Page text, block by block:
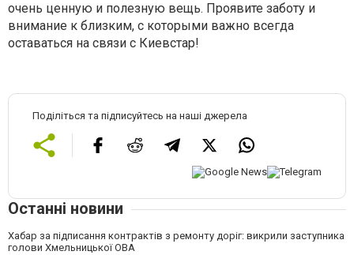
очень ценную и полезную вещь. Проявите заботу и
внимание к близким, с которыми важно всегда
оставаться на связи с Киевстар!
Поділіться та підписуйтесь на наші джерела
Останні новини
Хабар за підписання контрактів з ремонту доріг: викрили заступника
голови Хмельницької ОВА